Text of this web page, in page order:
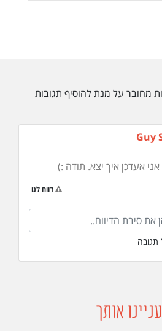
מחובר על מנת להוסיף תגובות
Guy
אעדכן איך יצא. תודה :)
דווח לנו
תגובה
אותך